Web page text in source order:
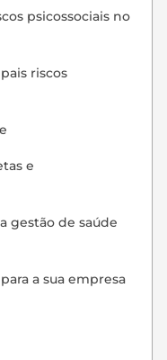
psicossociais no
riscos
e
gestão de saúde
a sua empresa